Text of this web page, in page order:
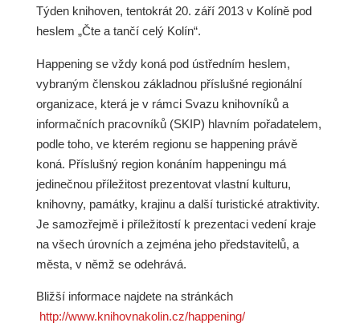
Týden knihoven, tentokrát 20. září 2013 v Kolíně pod
heslem „Čte a tančí celý Kolín“.
Happening se vždy koná pod ústředním heslem,
vybraným členskou základnou příslušné regionální
organizace, která je v rámci Svazu knihovníků a
informačních pracovníků (SKIP) hlavním pořadatelem,
podle toho, ve kterém regionu se happening právě
koná. Příslušný region konáním happeningu má
jedinečnou příležitost prezentovat vlastní kulturu,
knihovny, památky, krajinu a další turistické atraktivity.
Je samozřejmě i příležitostí k prezentaci vedení kraje
na všech úrovních a zejména jeho představitelů, a
města, v němž se odehrává.
Bližší informace najdete na stránkách
http://www.knihovnakolin.cz/happening/